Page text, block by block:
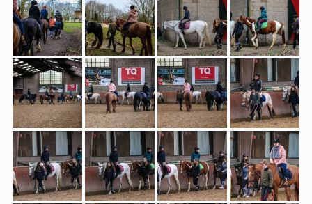
Financiële stukken
Beleidsplan
Verslag activiteiten 2024